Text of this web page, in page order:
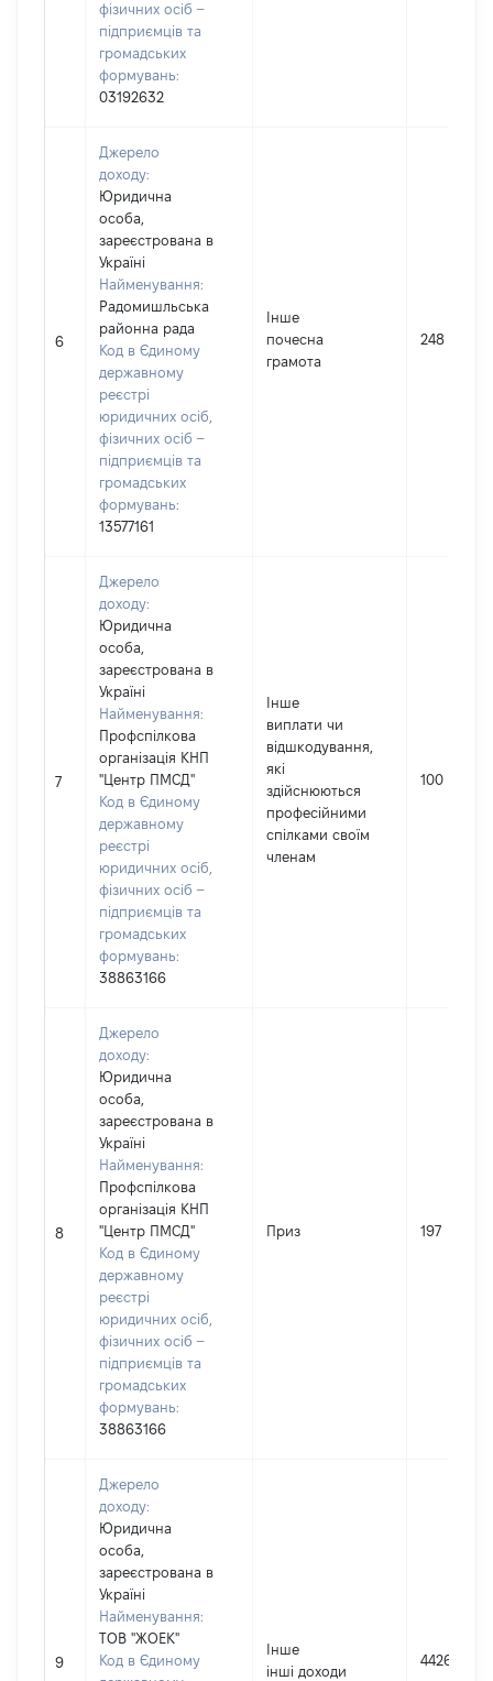
фізичних осіб –
підприємців та
громадських
формувань:
03192632
6
Джерело
доходу:
Юридична
особа,
зареєстрована в
Україні
Найменування:
Радомишльська
районна рада
Код в Єдиному
державному
реєстрі
юридичних осіб,
фізичних осіб –
підприємців та
громадських
формувань:
13577161
Інше
почесна
грамота
248
7
Джерело
доходу:
Юридична
особа,
зареєстрована в
Україні
Найменування:
Профспілкова
організація КНП
"Центр ПМСД"
Код в Єдиному
державному
реєстрі
юридичних осіб,
фізичних осіб –
підприємців та
громадських
формувань:
38863166
Інше
виплати чи
відшкодування,
які
здійснюються
професійними
спілками своїм
членам
100
8
Джерело
доходу:
Юридична
особа,
зареєстрована в
Україні
Найменування:
Профспілкова
організація КНП
"Центр ПМСД"
Код в Єдиному
державному
реєстрі
юридичних осіб,
фізичних осіб –
підприємців та
громадських
формувань:
38863166
Приз 197
9
Джерело
доходу:
Юридична
особа,
зареєстрована в
Україні
Найменування:
ТОВ "ЖОЕК"
Код в Єдиному
Інше
інші доходи
44261